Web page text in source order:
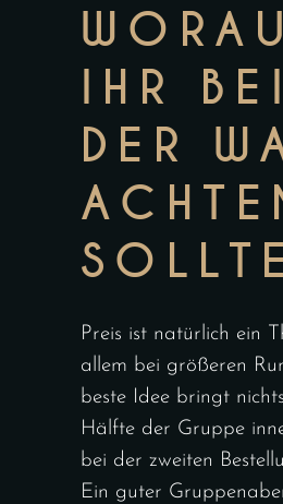
IHR BEI
DER
Preis ist natürlich ein
allem bei größeren
beste Idee bringt
Hälfte der Gruppe
bei der zweiten
Ein guter